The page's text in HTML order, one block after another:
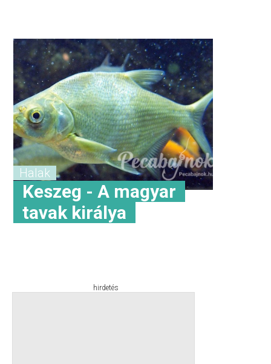
Halak
Keszeg - A magyar
tavak királya
hirdetés